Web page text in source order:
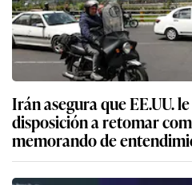
Irán asegura que EE.UU.
disposición a retomar
memorando de